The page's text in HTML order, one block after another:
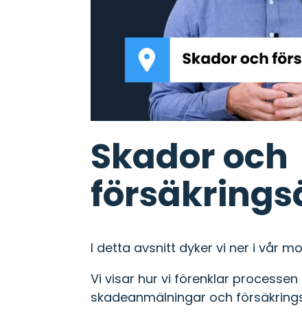
Skador & försäkring
Mobil skadeanmälan och fullt
utnyttjande av försäkringar.
Uppgiftsstyrning
Hantera uppgifter och koppla dem
Skador och
I detta avsnitt dyker vi ner i vår
Vi visar hur vi förenklar
skadeanmälningar och